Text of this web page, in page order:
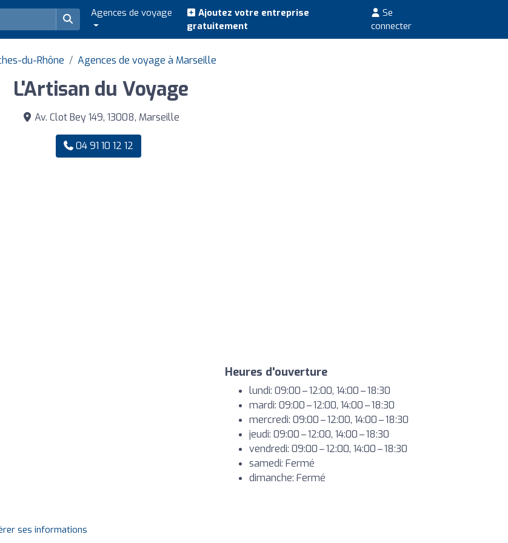
Agences de voyage
Ajoutez votre entreprise
gratuitement
Se
connecter
du-Rhône Agences de voyage à Marseille
L'Artisan du Voyage
Av. Clot Bey 149, 13008, Marseille
04 91 10 12 12
Heures d'ouverture
lundi: 09:00 – 12:00, 14:00 – 18:30
mardi: 09:00 – 12:00, 14:00 – 18:30
mercredi: 09:00 – 12:00, 14:00 – 18:30
jeudi: 09:00 – 12:00, 14:00 – 18:30
vendredi: 09:00 – 12:00, 14:00 – 18:30
samedi: Fermé
dimanche: Fermé
ses informations